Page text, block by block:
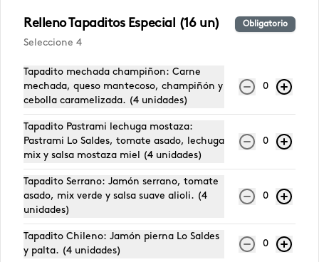
Conócenos
Escríbenos
Hablemos
Relleno Tapaditos Especial (16 un) Obligatorio
Seleccione 4
Tapadito mechada champiñon: Carne
mechada, queso mantecoso, champiñón y
cebolla caramelizada. (4 unidades)
0
Tapadito Pastrami lechuga mostaza:
Pastrami Lo Saldes, tomate asado, lechuga
mix y salsa mostaza miel (4 unidades)
0
Tapadito Serrano: Jamón serrano, tomate
asado, mix verde y salsa suave alioli. (4
unidades)
0
Tapadito Chileno: Jamón pierna Lo Saldes
y palta. (4 unidades)
0